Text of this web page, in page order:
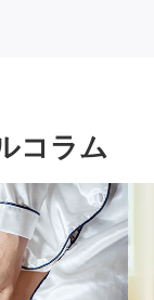
コラム